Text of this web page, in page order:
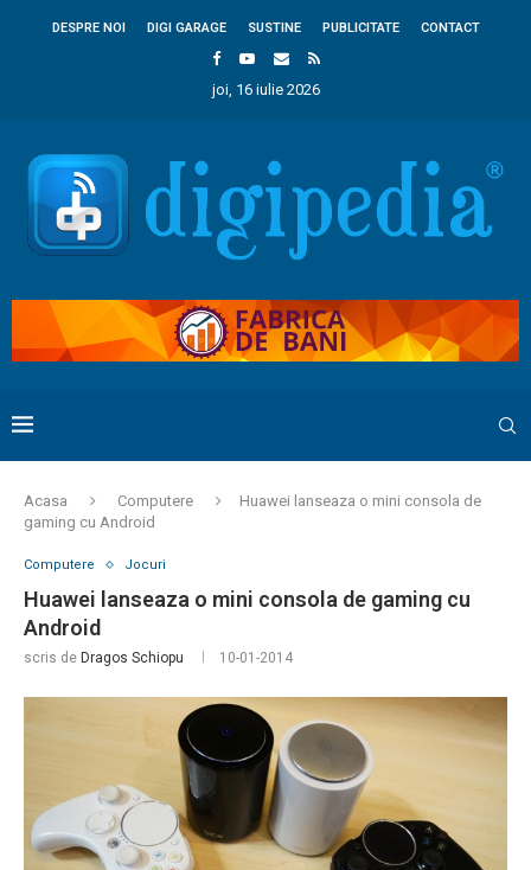
DESPRE NOI DIGI GARAGE SUSTINE PUBLICITATE CONTACT
joi, 16 iulie 2026
Acasa Computere
Huawei lanseaza o mini consola de
gaming cu Android
Computere Jocuri
Huawei lanseaza o mini consola de gaming cu
Android
scris de Dragos Schiopu 10-01-2014